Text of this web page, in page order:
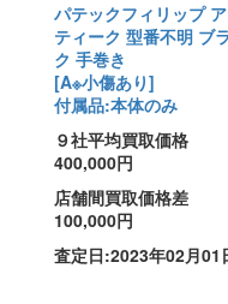
パテックフィリップ
ティーク 型番不明 ブ
ク 手巻き
[A※小傷あり]
付属品:本体のみ
９社平均買取価格
400,000円
店舗間買取価格差
100,000円
査定日:2023年02月01